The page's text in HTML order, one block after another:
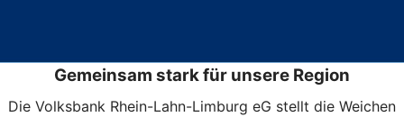
Gemeinsam stark für unsere Region
Die Volksbank Rhein-Lahn-Limburg eG stellt die Weichen